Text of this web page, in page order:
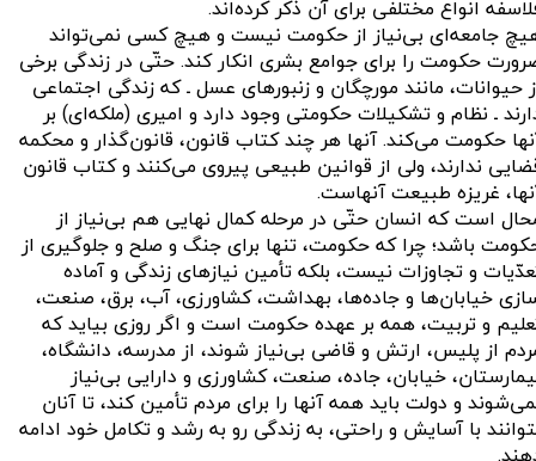
انواع مختلفی برای آن ذکر کرده‌اند.
جامعه‌ای بی‌نیاز از حکومت نیست و هیچ کسی نمی‌تواند
حکومت را برای جوامع بشری انکار کند. حتّی در زندگی برخی
حیوانات، مانند مورچگان و زنبورهای عسل ـ که زندگی اجتماعی
ـ نظام و تشکیلات حکومتی وجود دارد و امیری (ملکه‌ای) بر
حکومت می‌کند. آنها هر چند کتاب قانون، قانون‌گذار و محکمه
ندارند، ولی از قوانین طبیعی پیروی می‌کنند و کتاب قانون
غریزه طبیعت آنهاست.
است که انسان حتّی در مرحله کمال نهایی هم بی‌نیاز از
باشد؛ چرا که حکومت، تنها برای جنگ و صلح و جلوگیری از
و تجاوزات نیست، بلکه تأمین نیازهای زندگی و آماده
خیابان‌ها و جاده‌ها، بهداشت، کشاورزی، آب، برق، صنعت،
و تربیت، همه بر عهده حکومت است و اگر روزی بیاید که
از پلیس، ارتش و قاضی بی‌نیاز شوند، از مدرسه، دانشگاه،
خیابان، جاده، صنعت، کشاورزی و دارایی بی‌نیاز
و دولت باید همه آنها را برای مردم تأمین کند، تا آنان
با آسایش و راحتی، به زندگی رو به رشد و تکامل خود ادامه